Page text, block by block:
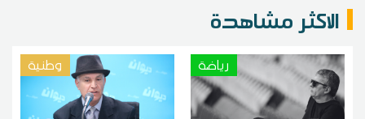
الاكثر مشاهدة
رياضة وطنية